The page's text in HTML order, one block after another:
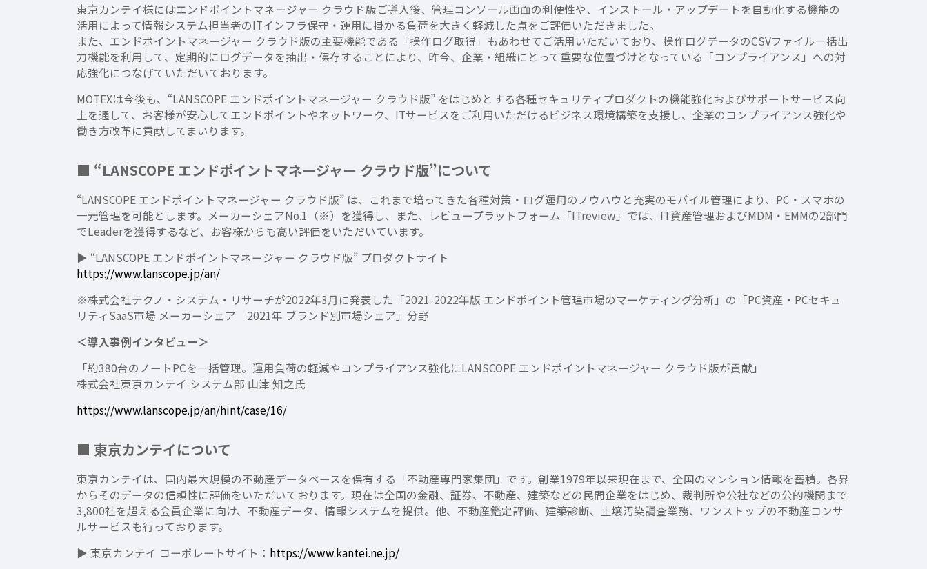
東京カンテイ様にはエンドポイントマネージャー クラウド版ご導入後、管理コンソール画面の利便性や、インストール・アップデートを自動化する機能の
活用によって情報システム担当者のITインフラ保守・運用に掛かる負荷を大きく軽減した点をご評価いただきました。
また、エンドポイントマネージャー クラウド版の主要機能である「操作ログ取得」もあわせてご活用いただいており、操作ログデータのCSVファイル一括出
力機能を利用して、定期的にログデータを抽出・保存することにより、昨今、企業・組織にとって重要な位置づけとなっている「コンプライアンス」への対
応強化につなげていただいております。
MOTEXは今後も、“LANSCOPE エンドポイントマネージャー クラウド版” をはじめとする各種セキュリティプロダクトの機能強化およびサポートサービス向
上を通して、お客様が安心してエンドポイントやネットワーク、ITサービスをご利用いただけるビジネス環境構築を支援し、企業のコンプライアンス強化や
働き方改革に貢献してまいります。
■ “LANSCOPE エンドポイントマネージャー クラウド版”について
“LANSCOPE エンドポイントマネージャー クラウド版” は、これまで培ってきた各種対策・ログ運用のノウハウと充実のモバイル管理により、PC・スマホの
一元管理を可能とします。メーカーシェアNo.1（※）を獲得し、また、レビュープラットフォーム「ITreview」では、IT資産管理およびMDM・EMMの2部門
でLeaderを獲得するなど、お客様からも高い評価をいただいています。
▶ “LANSCOPE エンドポイントマネージャー クラウド版” プロダクトサイト
https://www.lanscope.jp/an/
※株式会社テクノ・システム・リサーチが2022年3月に発表した「2021-2022年版 エンドポイント管理市場のマーケティング分析」の「PC資産・PCセキュ
リティSaaS市場 メーカーシェア 2021年 ブランド別市場シェア」分野
＜導入事例インタビュー＞
「約380台のノートPCを一括管理。運用負荷の軽減やコンプライアンス強化にLANSCOPE エンドポイントマネージャー クラウド版が貢献」
株式会社東京カンテイ システム部 山津 知之氏
https://www.lanscope.jp/an/hint/case/16/
■ 東京カンテイについて
東京カンテイは、国内最大規模の不動産データベースを保有する「不動産専門家集団」です。創業1979年以来現在まで、全国のマンション情報を蓄積。各界
からそのデータの信頼性に評価をいただいております。現在は全国の金融、証券、不動産、建築などの民間企業をはじめ、裁判所や公社などの公的機関まで
3,800社を超える会員企業に向け、不動産データ、情報システムを提供。他、不動産鑑定評価、建築診断、土壌汚染調査業務、ワンストップの不動産コンサ
ルサービスも行っております。
▶ 東京カンテイ コーポレートサイト： https://www.kantei.ne.jp/